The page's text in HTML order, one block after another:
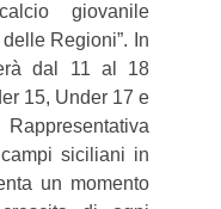
giovanile
Regioni”. In
dal 11 al 18
15, Under 17 e
siciliani in
un momento